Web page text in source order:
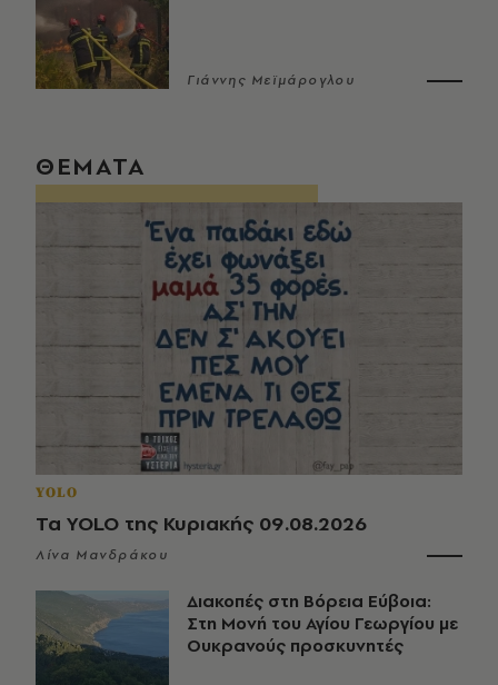
Γιάννης Μεϊμάρογλου
ΘΕΜΑΤΑ
YOLO
Τα YOLO της Κυριακής 09.08.2026
Λίνα Μανδράκου
Διακοπές στη Βόρεια Εύβοια:
Στη Μονή του Αγίου Γεωργίου με
Ουκρανούς προσκυνητές